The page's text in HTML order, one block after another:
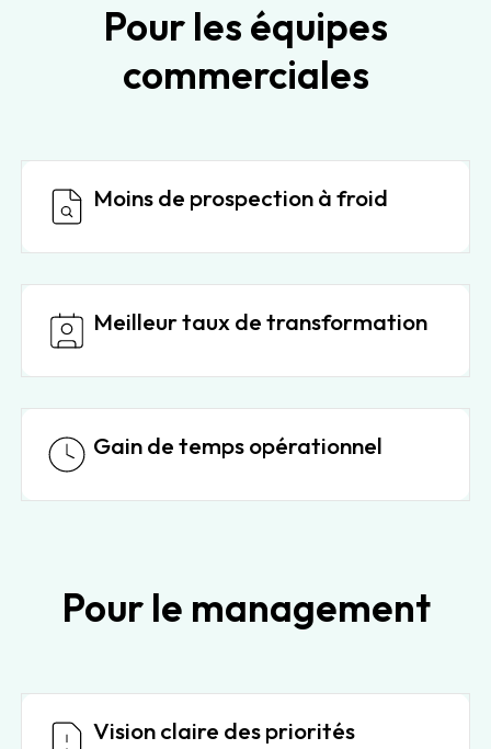
Pour les équipes
commerciales
Moins de prospection à froid
Meilleur taux de transformation
Gain de temps opérationnel
Pour le management
Vision claire des priorités